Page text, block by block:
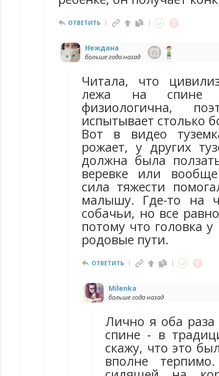
ОТВЕТИТЬ
Неждана
больше года назад
Читала, что
лежа на
физиологична,
испытывает столько
Вот в видео
рожает, у других
должна была
веревке или
сила тяжести
малышу. Где-то на
собачьи, но все
потому что головка
родовые пути.
ОТВЕТИТЬ
Milenka
больше года назад
Лично я оба
спине - в
скажу, что это
вполне